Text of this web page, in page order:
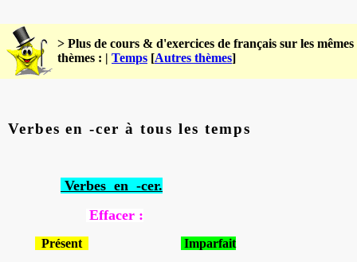
> Plus de cours & d'exercices de français sur les mêmes
thèmes : | Temps [Autres thèmes]
Verbes en -cer à tous les temps
Verbes en -cer.
Effacer :
Présent
Imparfait